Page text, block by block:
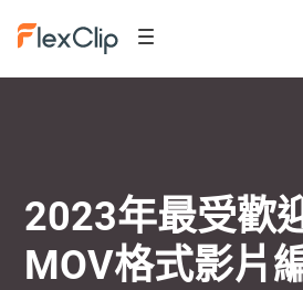
2023年最受歡
MOV格式影片